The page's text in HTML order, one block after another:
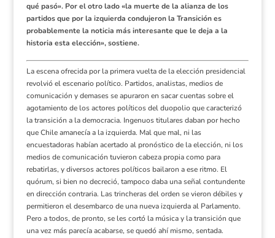
qué pasó». Por el otro lado «la muerte de la alianza de los
partidos que por la izquierda condujeron la Transición es
probablemente la noticia más interesante que le deja a la
historia esta elección», sostiene.
La escena ofrecida por la primera vuelta de la elección presidencial
revolvió el escenario político. Partidos, analistas, medios de
comunicación y demases se apuraron en sacar cuentas sobre el
agotamiento de los actores políticos del duopolio que caracterizó
la transición a la democracia. Ingenuos titulares daban por hecho
que Chile amanecía a la izquierda. Mal que mal, ni las
encuestadoras habían acertado al pronóstico de la elección, ni los
medios de comunicación tuvieron cabeza propia como para
rebatirlas, y diversos actores políticos bailaron a ese ritmo. El
quórum, si bien no decreció, tampoco daba una señal contundente
en dirección contraria. Las trincheras del orden se vieron débiles y
permitieron eldesembarco de una nueva izquierda al Parlamento.
Pero a todos, de pronto, se les cortó la música y la transición que
una vez más parecía acabarse, se quedó ahí mismo, sentada.